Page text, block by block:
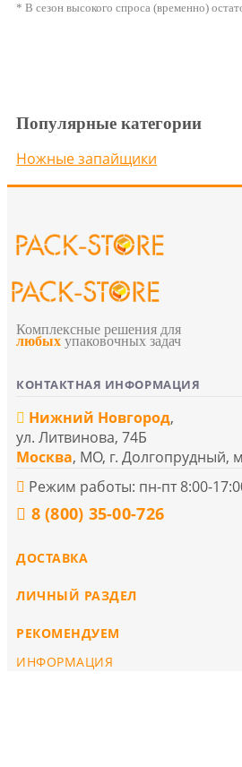
* В сезон высокого спроса (временно)
Популярные категории
Ножные запайщики
Комплексные решения для
любых упаковочных задач
КОНТАКТНАЯ ИНФОРМАЦИЯ
Нижний Новгород,
ул. Литвинова, 74Б
Москва, МО, г. Долгопрудный,
Режим работы: пн-пт 8:00-
8 (800) 35-00-726
ДОСТАВКА
ЛИЧНЫЙ РАЗДЕЛ
РЕКОМЕНДУЕМ
ИНФОРМАЦИЯ